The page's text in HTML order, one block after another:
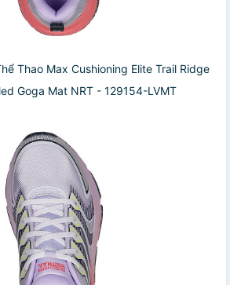
Thao Max Cushioning Elite Trail Ridge
Goga Mat NRT - 129154-LVMT